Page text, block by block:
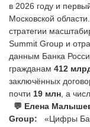
в 2026 году и
Московской
стратегии
Summit Group и
данным Банка
гражданам 412
заключённых
почти 19 млн , а
💬 Елена
Group:
«Цифры